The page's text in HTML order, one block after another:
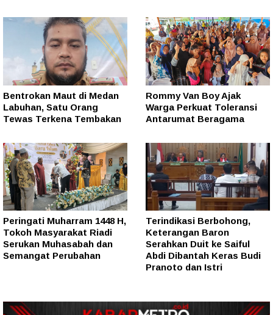
Bentrokan Maut di Medan
Labuhan, Satu Orang
Tewas Terkena Tembakan
Rommy Van Boy Ajak
Warga Perkuat Toleransi
Antarumat Beragama
Peringati Muharram 1448 H,
Tokoh Masyarakat Riadi
Serukan Muhasabah dan
Semangat Perubahan
Terindikasi Berbohong,
Keterangan Baron
Serahkan Duit ke Saiful
Abdi Dibantah Keras Budi
Pranoto dan Istri